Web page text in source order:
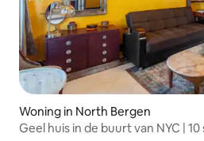
Woning in North Bergen
Geel huis in de buurt van NYC |